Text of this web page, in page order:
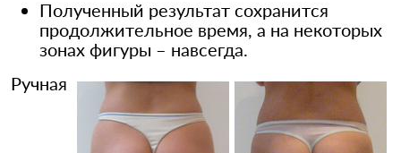
Полученный результат сохранится
продолжительное время, а на некоторых
зонах фигуры – навсегда.
Ручная